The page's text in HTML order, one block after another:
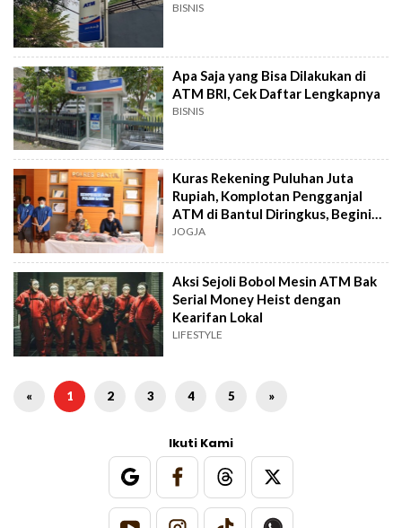
BISNIS
Apa Saja yang Bisa Dilakukan di
ATM BRI, Cek Daftar Lengkapnya
BISNIS
Kuras Rekening Puluhan Juta
Rupiah, Komplotan Pengganjal
ATM di Bantul Diringkus, Begini
Kronologinya
JOGJA
Aksi Sejoli Bobol Mesin ATM Bak
Serial Money Heist dengan
Kearifan Lokal
LIFESTYLE
« 1 2 3 4 5 »
Ikuti Kami